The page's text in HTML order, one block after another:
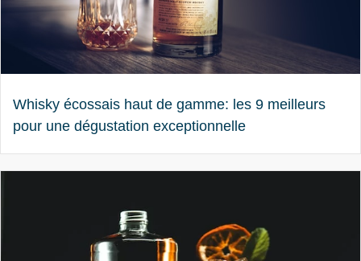
Whisky écossais haut de gamme: les 9 meilleurs
pour une dégustation exceptionnelle